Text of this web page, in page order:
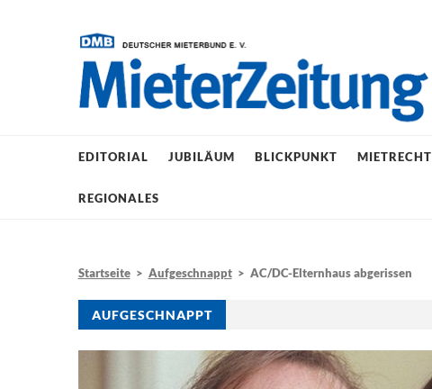
EDITORIAL JUBILÄUM BLICKPUNKT MIETRECHT
REGIONALES
Startseite> Aufgeschnappt> AC/DC-Elternhaus abgerissen
AUFGESCHNAPPT